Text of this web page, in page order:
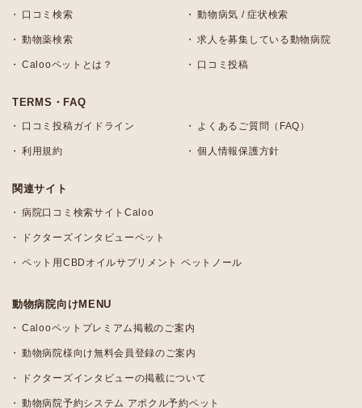
口コミ検索 動物病気 / 症状検索
動物薬検索 求人を募集している動物病院
Calooペットとは？ 口コミ投稿
TERMS・FAQ
口コミ投稿ガイドライン よくあるご質問（FAQ）
利用規約 個人情報保護方針
関連サイト
病院口コミ検索サイトCaloo
ドクターズインタビューペット
ペット用CBDオイルサプリメント ペットノール
動物病院向けMENU
Calooペットプレミアム掲載のご案内
動物病院様向け無料会員登録のご案内
ドクターズインタビューの掲載について
動物病院予約システム アポクル予約ペット